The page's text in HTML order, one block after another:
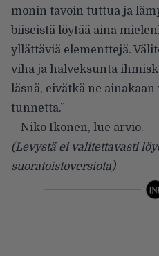
monin tavoin tuttua ja
biiseistä löytää aina
yllättäviä elementtejä.
viha ja halveksunta
läsnä, eivätkä ne
tunnetta.”
– Niko Ikonen, lue arvio.
(Levystä ei valitettavasti
suoratoistoversiota)